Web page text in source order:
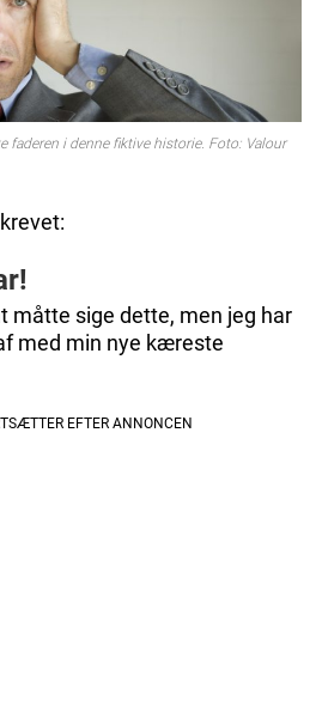
faderen i denne fiktive historie. Foto: Valour
måtte sige dette, men jeg har
med min nye kæreste